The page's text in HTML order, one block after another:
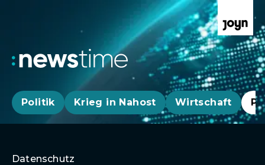
Politik Krieg in Nahost Wirtschaft
Datenschutz